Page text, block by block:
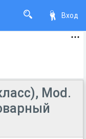
Вход
Mod.